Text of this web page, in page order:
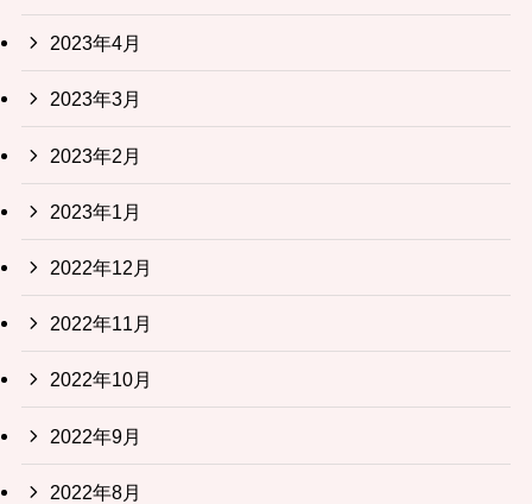
2023年4月
2023年3月
2023年2月
2023年1月
2022年12月
2022年11月
2022年10月
2022年9月
2022年8月